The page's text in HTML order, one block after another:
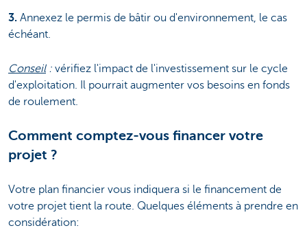
3. Annexez le permis de bâtir ou d'environnement, le cas
échéant.
Conseil : vérifiez l'impact de l'investissement sur le cycle
d'exploitation. Il pourrait augmenter vos besoins en fonds
de roulement.
Comment comptez-vous financer votre
projet ?
Votre plan financier vous indiquera si le financement de
votre projet tient la route. Quelques éléments à prendre en
considération: